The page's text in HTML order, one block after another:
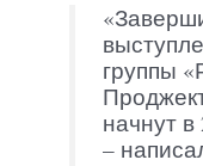
группы
начнут в
–